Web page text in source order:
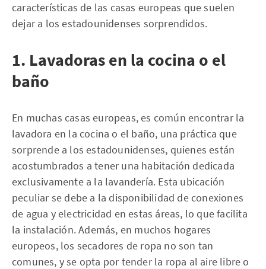
características de las casas europeas que suelen
dejar a los estadounidenses sorprendidos.
1. Lavadoras en la cocina o el
baño
En muchas casas europeas, es común encontrar la
lavadora en la cocina o el baño, una práctica que
sorprende a los estadounidenses, quienes están
acostumbrados a tener una habitación dedicada
exclusivamente a la lavandería. Esta ubicación
peculiar se debe a la disponibilidad de conexiones
de agua y electricidad en estas áreas, lo que facilita
la instalación. Además, en muchos hogares
europeos, los secadores de ropa no son tan
comunes, y se opta por tender la ropa al aire libre o